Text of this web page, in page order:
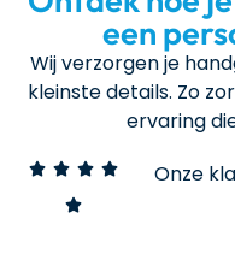
een
Wij verzorgen je
kleinste details. Zo
ervaring
Onze